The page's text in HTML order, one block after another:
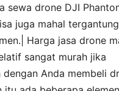
sewa drone DJI
juga mahal
Harga jasa drone
sangat murah jika
Anda membeli